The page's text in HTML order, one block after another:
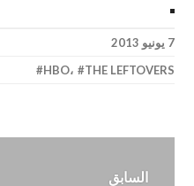
7 يونيو 2013
HBO، THE LEFTOVERS
تصفّح
السابق